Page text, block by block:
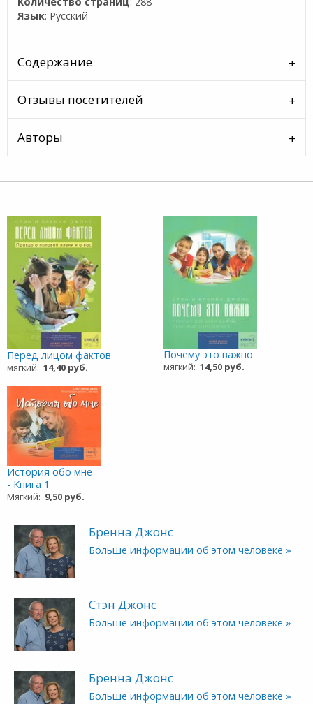
Язык: Русский
Содержание
Отзывы посетителей
Авторы
Перед лицом фактов
мягкий: 14,40 руб.
Почему это важно
мягкий: 14,50 руб.
История обо мне
- Книга 1
Мягкий: 9,50 руб.
Бренна Джонс
Больше информации об этом человеке »
Стэн Джонс
Больше информации об этом человеке »
Бренна Джонс
Больше информации об этом человеке »